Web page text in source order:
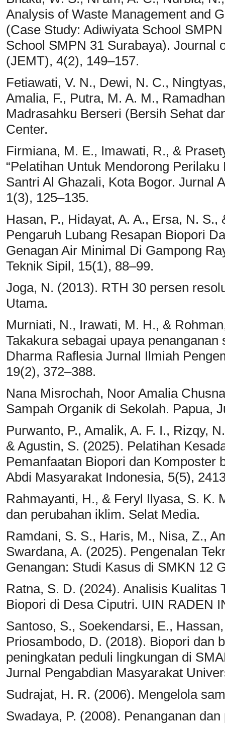
Analysis of Waste Management and
(Case Study: Adiwiyata School
School SMPN 31 Surabaya). Journal
(JEMT), 4(2), 149–157.
Fetiawati, V. N., Dewi, N. C.,
Amalia, F., Putra, M. A. M.,
Madrasahku Berseri (Bersih Sehat
Center.
Firmiana, M. E., Imawati, R., &
“Pelatihan Untuk Mendorong
Santri Al Ghazali, Kota Bogor. Jurnal
1(3), 125–135.
Hasan, P., Hidayat, A. A., Ersa, N.
Pengaruh Lubang Resapan Biopori
Genagan Air Minimal Di Gampong
Teknik Sipil, 15(1), 88–99.
Joga, N. (2013). RTH 30 persen
Utama.
Murniati, N., Irawati, M. H., &
Takakura sebagai upaya
Dharma Raflesia Jurnal Ilmiah
19(2), 372–388.
Nana Misrochah, Noor Amalia
Sampah Organik di Sekolah. Papua,
Purwanto, P., Amalik, A. F. I., Rizqy,
& Agustin, S. (2025). Pelatihan
Pemanfaatan Biopori dan Komposter
Abdi Masyarakat Indonesia, 5(5),
Rahmayanti, H., & Feryl Ilyasa, S. K.
dan perubahan iklim. Selat Media.
Ramdani, S. S., Haris, M., Nisa, Z.,
Swardana, A. (2025). Pengenalan
Genangan: Studi Kasus di SMKN 12
Ratna, S. D. (2024). Analisis Kualitas
Biopori di Desa Ciputri. UIN RADEN
Santoso, S., Soekendarsi, E.,
Priosambodo, D. (2018). Biopori dan
peningkatan peduli lingkungan di
Jurnal Pengabdian Masyarakat
Sudrajat, H. R. (2006). Mengelola
Swadaya, P. (2008). Penanganan